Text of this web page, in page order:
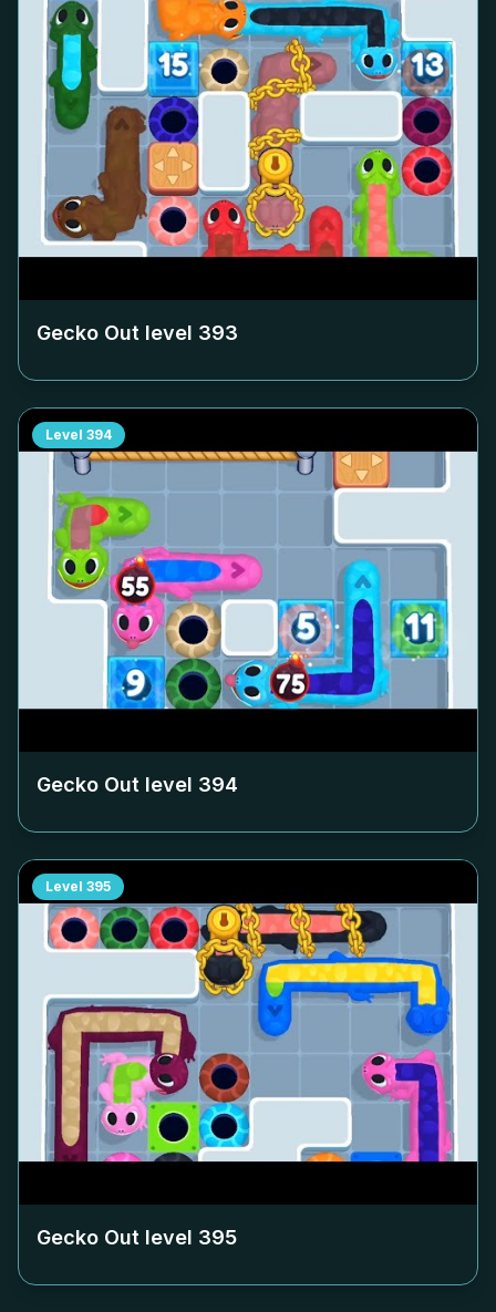
Gecko Out level 393
Level 394
Gecko Out level 394
Level 395
Gecko Out level 395